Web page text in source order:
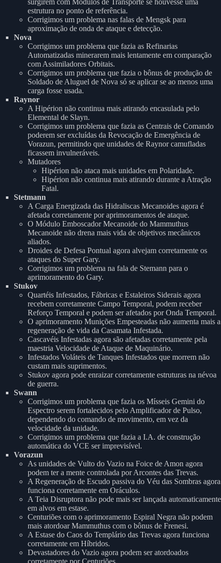
estrutura no ponto de referência.
Corrigimos um problema nas falas de Mengsk para
aproximação de onda de ataque e detecção.
Nova
Corrigimos um problema que fazia as Refinarias
Automatizadas minerarem mais lentamente em comparação
com Assimiladores Orbitais.
Corrigimos um problema que fazia o bônus de produção de
Soldado de Aluguel de Nova só se aplicar se ao menos uma
carga fosse usada.
Raynor
A Hipérion não continua mais atirando encasulada pelo
Elemental de Slayn.
Corrigimos um problema que fazia as Centrais de Comando
poderem ser excluídas da Revocação de Emergência de
Vorazun, permitindo que unidades de Raynor camufladas
ficassem invulneráveis.
Mutadores
Hipérion não ataca mais unidades em Polaridade.
Hipérion não continua mais atirando durante a Atração
Fatal.
Stetmann
A Carga Energizada das Hidraliscas Mecanoides agora é
afetada corretamente por aprimoramentos de ataque.
O Módulo Emboscador Mecanoide do Mammuthus
Mecanoide não drena mais vida de objetivos mecânicos
aliados.
Droides de Defesa Pontual agora alvejam corretamente os
ataques do Super Gary.
Corrigimos um problema na fala de Stemann para o
aprimoramento do Gary.
Stukov
Quartéis Infestados, Fábricas e Estaleiros Siderais agora
recebem corretamente Campo Temporal, podem receber
Reforço Temporal e podem ser afetados por Onda Temporal.
O aprimoramento Munições Empesteadas não aumenta mais a
regeneração de vida da Casamata Infestada.
Cascavéis Infestadas agora são afetadas corretamente pela
maestria Velocidade de Ataque de Maquinário.
Infestados Voláteis de Tanques Infestados que morrem não
custam mais suprimentos.
Stukov agora pode enraizar corretamente estruturas na névoa
de guerra.
Swann
Corrigimos um problema que fazia os Mísseis Gemini do
Espectro serem fortalecidos pelo Amplificador de Pulso,
dependendo do comando de movimento, em vez da
velocidade da unidade.
Corrigimos um problema que fazia a I.A. de construção
automática do VCE ser imprevisível.
Vorazun
As unidades de Vulto do Vazio na Foice de Amon agora
podem ter a mente controlada por Arcontes das Trevas.
A Regeneração de Escudo passiva do Véu das Sombras agora
funciona corretamente em Oráculos.
A Teia Disruptora não pode mais ser lançada automaticamente
em alvos em estase.
Centuriões com o aprimoramento Espiral Negra não podem
mais atordoar Mammuthus com o bônus de Frenesi.
A Estase do Caos do Templário das Trevas agora funciona
corretamente em Híbridos.
Devastadores do Vazio agora podem ser atordoados
corretamente por Centuriões.